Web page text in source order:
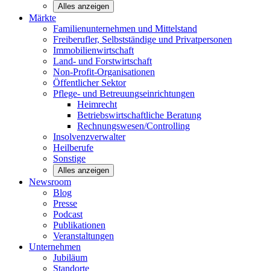
Alles anzeigen
Märkte
Familienunternehmen und Mittelstand
Freiberufler, Selbstständige und Privatpersonen
Immobilienwirtschaft
Land- und Forstwirtschaft
Non-Profit-Organisationen
Öffentlicher Sektor
Pflege- und Betreuungseinrichtungen
Heimrecht
Betriebswirtschaftliche Beratung
Rechnungswesen/Controlling
Insolvenzverwalter
Heilberufe
Sonstige
Alles anzeigen
Newsroom
Blog
Presse
Podcast
Publikationen
Veranstaltungen
Unternehmen
Jubiläum
Standorte